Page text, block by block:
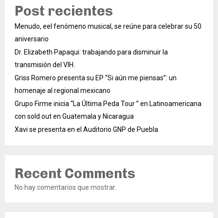
Post recientes
Menudo, eel fenómeno musical, se reúne para celebrar su 50
aniversario
Dr. Elizabeth Papaqui: trabajando para disminuir la
transmisión del VIH.
Griss Romero presenta su EP “Si aún me piensas”: un
homenaje al regional mexicano
Grupo Firme inicia “La Última Peda Tour ” en Latinoamericana
con sold out en Guatemala y Nicaragua
Xavi se presenta en el Auditorio GNP de Puebla
Recent Comments
No hay comentarios que mostrar.